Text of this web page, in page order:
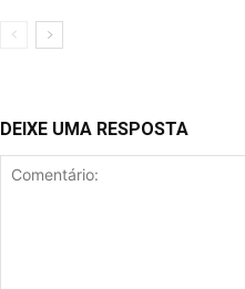
DEIXE UMA RESPOSTA